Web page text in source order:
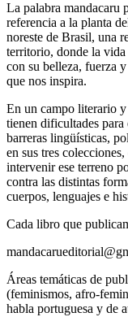
La palabra mandacaru
referencia a la planta
noreste de Brasil, una
territorio, donde la vida
con su belleza, fuerza
que nos inspira.
En un campo literario
tienen dificultades para
barreras lingüísticas,
en sus tres
intervenir ese terreno
contra las distintas
cuerpos, lenguajes e
Cada libro que
Áreas temáticas de
(feminismos, afro-
habla portuguesa y de